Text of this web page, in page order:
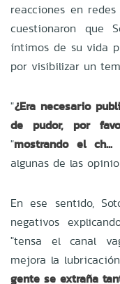
reacciones en
cuestionaron que
íntimos de su vida
por visibilizar un
"¿Era necesario
de pudor, por
"mostrando el
algunas de las
En ese sentido,
negativos
"tensa el canal
mejora la
gente se extraña